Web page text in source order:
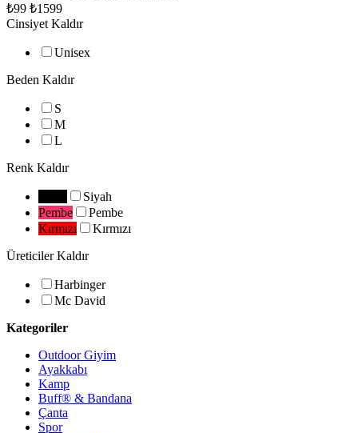
₺99 ₺1599
Cinsiyet Kaldır
Unisex
Beden Kaldır
S
M
L
Renk Kaldır
Siyah
Pembe
Pembe
Kırmızı
Kırmızı
Üreticiler Kaldır
Harbinger
Mc David
Kategoriler
Outdoor Giyim
Ayakkabı
Kamp
Buff® & Bandana
Çanta
Spor